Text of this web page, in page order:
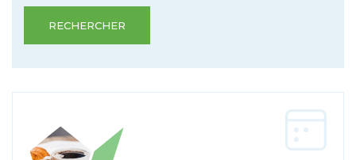
RECHERCHER